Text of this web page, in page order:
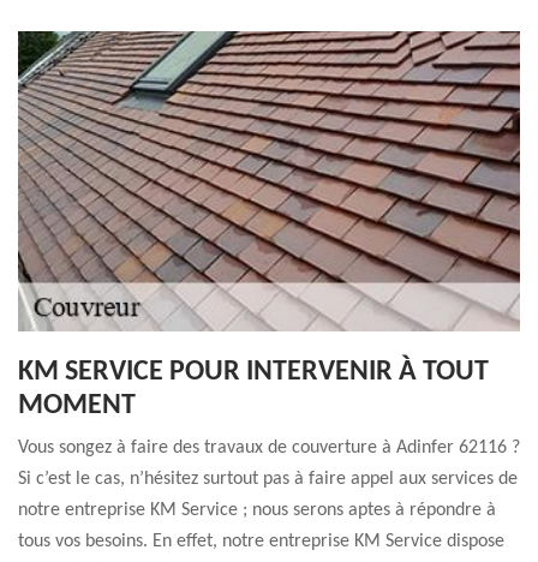
KM SERVICE POUR INTERVENIR À TOUT
MOMENT
Vous songez à faire des travaux de couverture à Adinfer 62116 ?
Si c’est le cas, n’hésitez surtout pas à faire appel aux services de
notre entreprise KM Service ; nous serons aptes à répondre à
tous vos besoins. En effet, notre entreprise KM Service dispose